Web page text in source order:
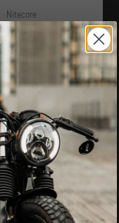
Nitecore
UL - 400
Lumen
Angebot
$50.00